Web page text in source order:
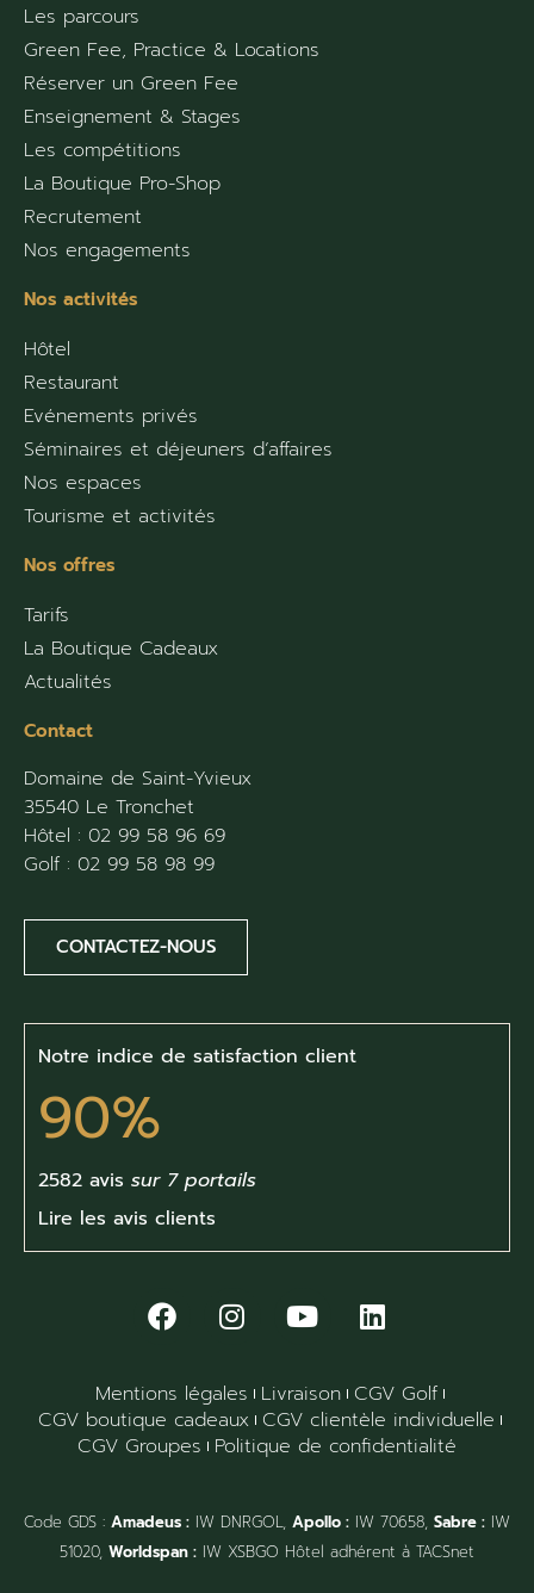
Les parcours
Green Fee, Practice & Locations
Réserver un Green Fee
Enseignement & Stages
Les compétitions
La Boutique Pro-Shop
Recrutement
Nos engagements
Nos activités
Hôtel
Restaurant
Evénements privés
Séminaires et déjeuners d’affaires
Nos espaces
Tourisme et activités
Nos offres
Tarifs
La Boutique Cadeaux
Actualités
Contact
Domaine de Saint-Yvieux
35540 Le Tronchet
Hôtel : 02 99 58 96 69
Golf : 02 99 58 98 99
CONTACTEZ-NOUS
Notre indice de satisfaction client
90%
2582 avis sur 7 portails
Lire les avis clients
Mentions légales Livraison CGV Golf
CGV boutique cadeaux CGV clientèle individuelle
CGV Groupes Politique de confidentialité
Code GDS : Amadeus : IW DNRGOL, Apollo : IW 70658, Sabre : IW
51020, Worldspan : IW XSBGO Hôtel adhérent à TACSnet